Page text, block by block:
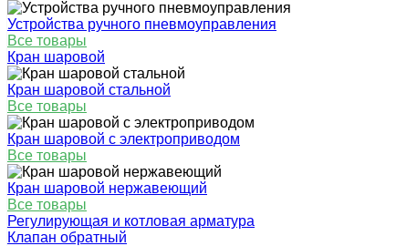
Устройства ручного пневмоуправления
Все товары
Кран шаровой
Кран шаровой стальной
Все товары
Кран шаровой с электроприводом
Все товары
Кран шаровой нержавеющий
Все товары
Регулирующая и котловая арматура
Клапан обратный